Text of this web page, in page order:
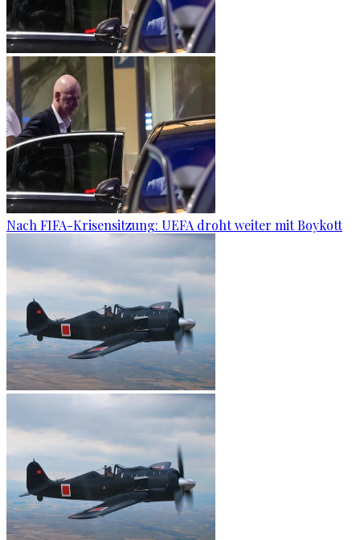
Nach FIFA-Krisensitzung: UEFA droht weiter mit Boykott